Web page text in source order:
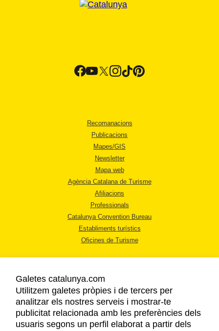
Recomanacions
Publicacions
Mapes/GIS
Newsletter
Mapa web
Agència Catalana de Turisme
Afiliacions
Professionals
Catalunya Convention Bureau
Establiments turístics
Oficines de Turisme
AVÍS LEGAL
POLÍTICA DE PRIVACITAT
Galetes catalunya.com
Utilitzem galetes pròpies i de tercers per
analitzar els nostres serveis i mostrar-te
publicitat relacionada amb les preferències dels
usuaris segons un perfil elaborat a partir dels